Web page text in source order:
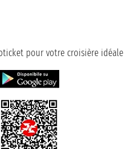
pour votre croisière idéale